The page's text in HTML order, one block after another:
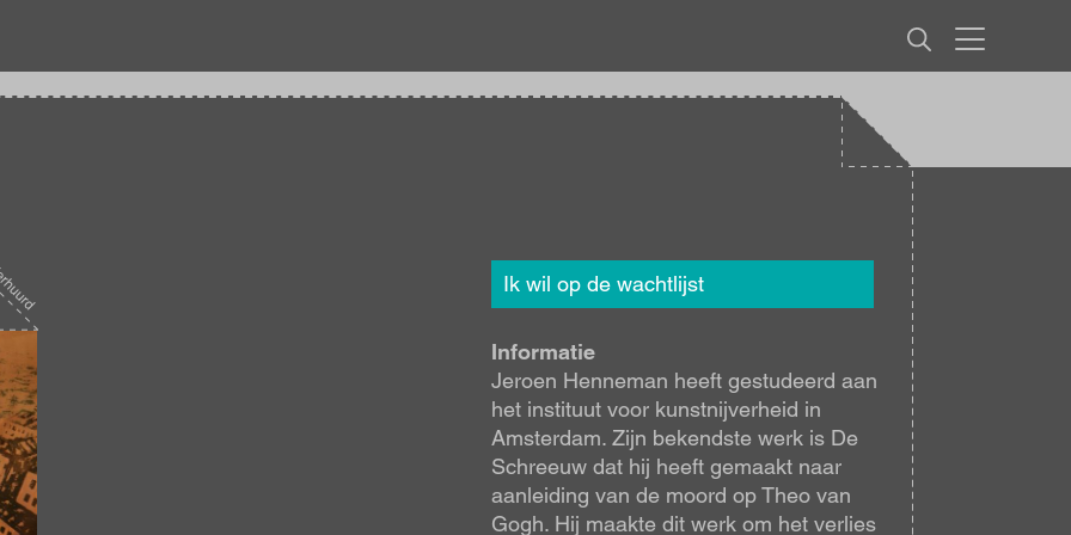
Ik wil op de wachtlijst
Informatie
Jeroen Henneman heeft gestudeerd aan
het instituut voor kunstnijverheid in
Amsterdam. Zijn bekendste werk is De
Schreeuw dat hij heeft gemaakt naar
aanleiding van de moord op Theo van
Gogh. Hij maakte dit werk om het verlies